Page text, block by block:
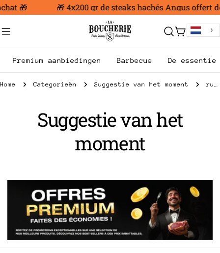
Ga
inhoud
🎁 🎁 4x200 gr de steaks hachés Angus offert
Trolley
Premium aanbiedingen Barbecue De essentie
Home Categorieën Suggestie van het moment rubia gallega
c
Suggestie van het
moment